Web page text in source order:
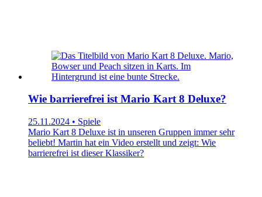
Wie barrierefrei ist Mario Kart 8 Deluxe?
25.11.2024 • Spiele
Mario Kart 8 Deluxe ist in unseren Gruppen immer sehr
beliebt! Martin hat ein Video erstellt und zeigt: Wie
barrierefrei ist dieser Klassiker?